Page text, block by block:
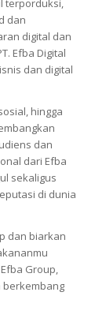
terporduksi,
dan
digital dan
Efba Digital
dan digital
hingga
dan
dari Efba
sekaligus
di dunia
dan biarkan
Group,